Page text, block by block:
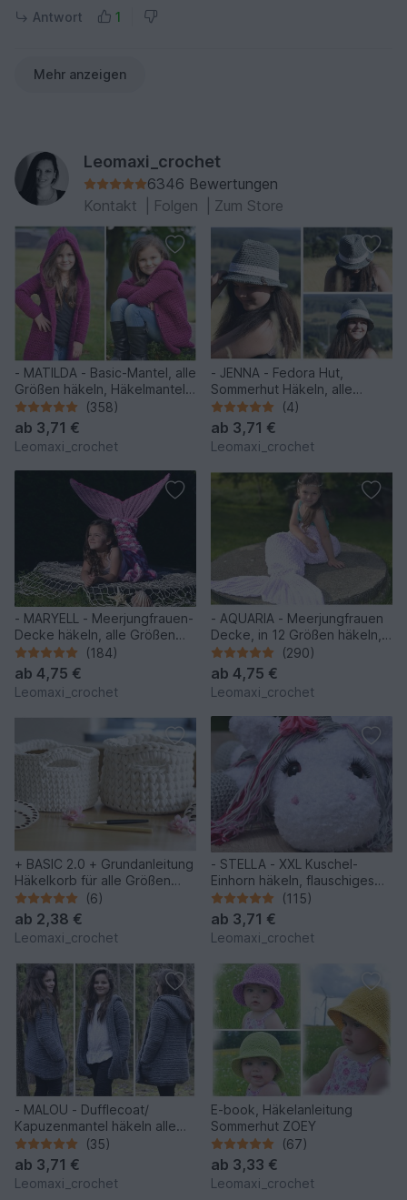
Antwort 1
Mehr anzeigen
Leomaxi_crochet
6346 Bewertungen
Kontakt
Folgen Zum Store
- MATILDA - Basic-Mantel, alle
Größen häkeln, Häkelmantel
mit Kapuze, RVO Raglan von
oben
(358)
ab 3,71 €
Leomaxi_crochet
- JENNA - Fedora Hut,
Sommerhut Häkeln, alle
Größen und jedes Garn
(4)
ab 3,71 €
Leomaxi_crochet
- MARYELL - Meerjungfrauen-
Decke häkeln, alle Größen
und 4 Muster Varianten, tolles
Geschenk
(184)
ab 4,75 €
Leomaxi_crochet
- AQUARIA - Meerjungfrauen
Decke, in 12 Größen häkeln,
super für Anfänger,
Flossendecke, Meerjungfrau
(290)
ab 4,75 €
Leomaxi_crochet
+ BASIC 2.0 + Grundanleitung
Häkelkorb für alle Größen
und 2 Garnstärken
(6)
ab 2,38 €
Leomaxi_crochet
- STELLA - XXL Kuschel-
Einhorn häkeln, flauschiges
Einhorn, Plüschtier
(115)
ab 3,71 €
Leomaxi_crochet
- MALOU - Dufflecoat/
Kapuzenmantel häkeln alle
Größen ab Größe 74- 56
Plussize Damen mit
Größentabelle,
Häkelanleitung 215
(35)
ab 3,71 €
Leomaxi_crochet
E-book, Häkelanleitung
Sommerhut ZOEY
(67)
ab 3,33 €
Leomaxi_crochet